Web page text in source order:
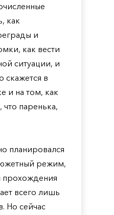
как
и
как вести
ситуации, и
скажется в
и на том, как
что паренька,
планировался
режим,
прохождения
всего лишь
Но сейчас